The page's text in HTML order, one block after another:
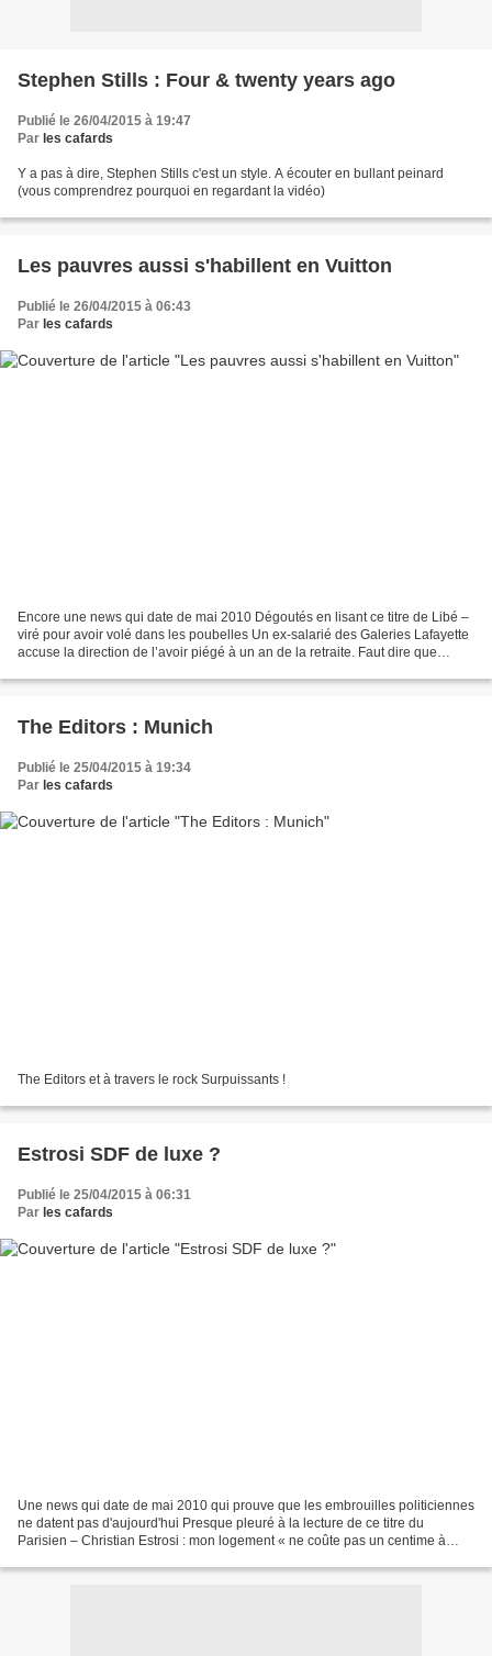
Stephen Stills : Four & twenty years ago
Publié le 26/04/2015 à 19:47
Par les cafards
Y a pas à dire, Stephen Stills c'est un style. A écouter en bullant peinard
(vous comprendrez pourquoi en regardant la vidéo)
Les pauvres aussi s'habillent en Vuitton
Publié le 26/04/2015 à 06:43
Par les cafards
Encore une news qui date de mai 2010 Dégoutés en lisant ce titre de Libé –
viré pour avoir volé dans les poubelles Un ex-salarié des Galeries Lafayette
accuse la direction de l’avoir piégé à un an de la retraite. Faut dire que
The Editors : Munich
Publié le 25/04/2015 à 19:34
Par les cafards
The Editors et à travers le rock Surpuissants !
Estrosi SDF de luxe ?
Publié le 25/04/2015 à 06:31
Par les cafards
Une news qui date de mai 2010 qui prouve que les embrouilles politiciennes
ne datent pas d'aujourd'hui Presque pleuré à la lecture de ce titre du
Parisien – Christian Estrosi : mon logement « ne coûte pas un centime à